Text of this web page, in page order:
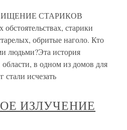
СТАРИКОВ
старики
обритые наголо. Кто
людьми?Эта история
в одном из домов для
стали исчезать
ИЗЛУЧЕНИЕ